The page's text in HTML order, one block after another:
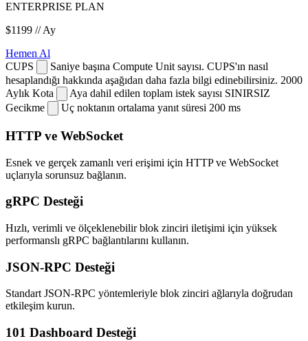
ENTERPRISE PLAN
$1199 // Ay
Hemen Al
CUPS
Saniye başına Compute Unit sayısı. CUPS'ın nasıl
hesaplandığı hakkında aşağıdan daha fazla bilgi edinebilirsiniz. 2000
Aylık Kota
Aya dahil edilen toplam istek sayısı SINIRSIZ
Gecikme
Uç noktanın ortalama yanıt süresi 200 ms
HTTP ve WebSocket
Esnek ve gerçek zamanlı veri erişimi için HTTP ve WebSocket
uçlarıyla sorunsuz bağlanın.
gRPC Desteği
Hızlı, verimli ve ölçeklenebilir blok zinciri iletişimi için yüksek
performanslı gRPC bağlantılarını kullanın.
JSON-RPC Desteği
Standart JSON-RPC yöntemleriyle blok zinciri ağlarıyla doğrudan
etkileşim kurun.
101 Dashboard Desteği